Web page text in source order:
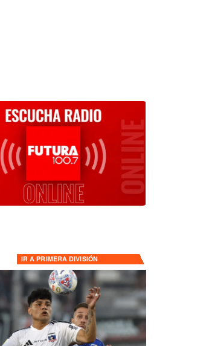
IR A PRIMERA DIVISIÓN